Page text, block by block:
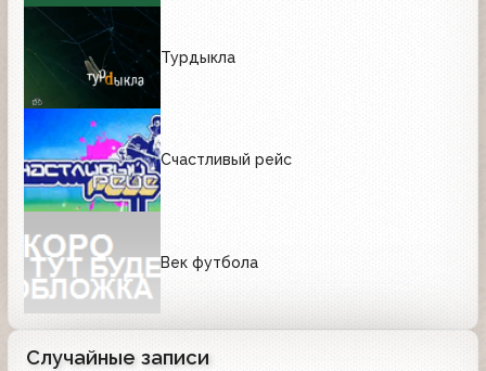
Турдыкла
Счастливый рейс
Век футбола
Случайные записи